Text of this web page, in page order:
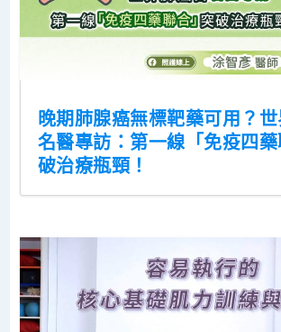
晚期肺腺癌無標靶藥可用？
名醫專訪：第一線「免疫四
破治療瓶頸！